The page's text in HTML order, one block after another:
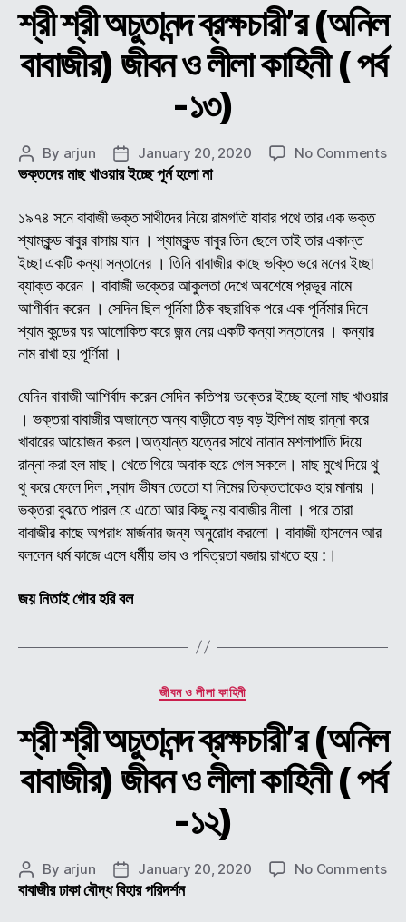
শ্রী শ্রী অচুতানন্দ ব্রক্ষচারী’র (অনিল
বাবাজীর) জীবন ও লীলা কাহিনী ( পর্ব
-১৩)
Post
author
By arjun
Post
date
January 20, 2020 No Commentson
পর্ব
ভক্তদের মাছ খাওয়ার ইচ্ছে পূর্ন হলো না
১৯৭৪ সনে বাবাজী ভক্ত সাথীদের নিয়ে রামগতি যাবার পথে তার এক ভক্ত
শ্যামকুন্ড বাবুর বাসায় যান । শ্যামকুন্ড বাবুর তিন ছেলে তাই তার একান্ত
ইচ্ছা একটি কন্যা সন্তানের । তিনি বাবাজীর কাছে ভক্তি ভরে মনের ইচ্ছা
ব্যাক্ত করেন । বাবাজী ভক্তের আকুলতা দেখে অবশেষে প্রভূর নামে
আশীর্বাদ করেন । সেদিন ছিল পূর্নিমা ঠিক বছরাধিক পরে এক পূর্নিমার দিনে
শ্যাম কুন্ডের ঘর আলোকিত করে জন্ম নেয় একটি কন্যা সন্তানের । কন্যার
নাম রাখা হয় পূর্ণিমা ।
যেদিন বাবাজী আশির্বাদ করেন সেদিন কতিপয় ভক্তের ইচ্ছে হলো মাছ খাওয়ার
। ভক্তরা বাবাজীর অজান্তে অন্য বাড়ীতে বড় বড় ইলিশ মাছ রান্না করে
খাবারের আয়োজন করল।অত্যান্ত যত্নের সাথে নানান মশলাপাতি দিয়ে
রান্না করা হল মাছ। খেতে গিয়ে অবাক হয়ে গেল সকলে। মাছ মুখে দিয়ে থু
থু করে ফেলে দিল ,স্বাদ ভীষন তেতো যা নিমের তিক্ততাকেও হার মানায় ।
ভক্তরা বুঝতে পারল যে এতো আর কিছু নয় বাবাজীর নীলা । পরে তারা
বাবাজীর কাছে অপরাধ মার্জনার জন্য অনুরোধ করলো । বাবাজী হাসলেন আর
বললেন ধর্ম কাজে এসে ধর্মীয় ভাব ও পবিত্রতা বজায় রাখতে হয় :।
জয় নিতাই গৌর হরি বল
Categories
জীবন ও লীলা কাহিনী
শ্রী শ্রী অচুতানন্দ ব্রক্ষচারী’র (অনিল
বাবাজীর) জীবন ও লীলা কাহিনী ( পর্ব
-১২)
Post
author
By arjun
Post
date
January 20, 2020 No Commentson
বাবাজীর ঢাকা বৌদ্ধ বিহার পরিদর্শন